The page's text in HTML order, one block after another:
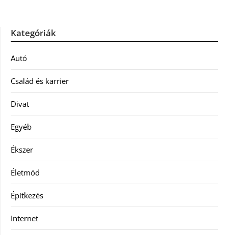
Kategóriák
Autó
Család és karrier
Divat
Egyéb
Ékszer
Életmód
Építkezés
Internet